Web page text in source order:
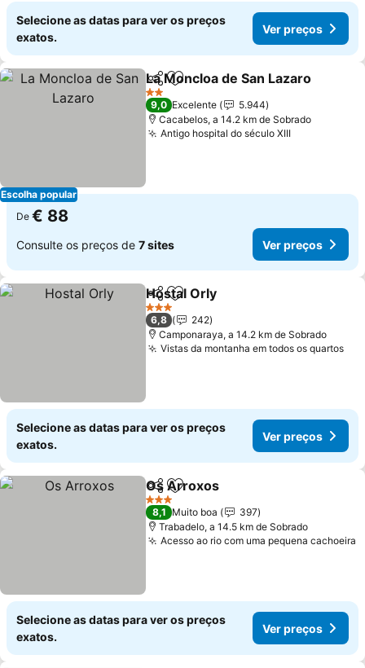
Selecione as datas para ver os preços
exatos.
Ver preços
Escolha popular
PartilharAdicionar aos favoritos
La Moncloa de San Lazaro
2 Estrelas
9,0 Excelente
5.944
Cacabelos, a 14.2 km de Sobrado
Antigo hospital do século XIII
De € 88
Consulte os preços de 7 sites Ver preços
PartilharAdicionar aos favoritos
Hostal Orly
3 Estrelas
6,8
242
Camponaraya, a 14.2 km de Sobrado
Vistas da montanha em todos os quartos
Selecione as datas para ver os preços
exatos.
Ver preços
PartilharAdicionar aos favoritos
Os Arroxos
3 Estrelas
8,1 Muito boa
397
Trabadelo, a 14.5 km de Sobrado
Acesso ao rio com uma pequena cachoeira
Selecione as datas para ver os preços
exatos.
Ver preços